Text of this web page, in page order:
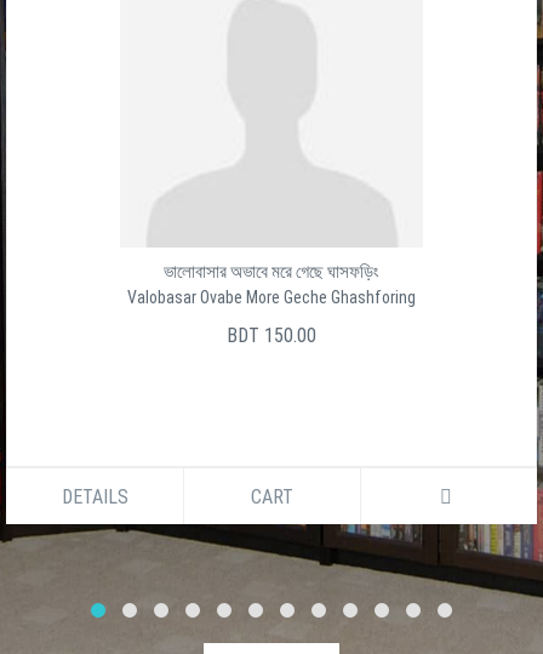
ভালোবাসার অভাবে মরে গেছে ঘাসফড়িং
Valobasar Ovabe More Geche Ghashforing
BDT 150.00
DETAILS CART